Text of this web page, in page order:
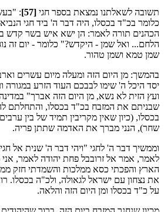
תשובה לשאלתנו נמצאת בספר חגי [57]
:
כלומר בכ"ד בכסלו, היה דבר ה' ביד חגי
הכהנים תורה לאמר: הן ישא איש בשר קדש
הלחם... ואל שמן - היקדש?" כלומר - יום זה
שמן טמא ושמן טהור.
בהמשך: מן היום הזה ומעלה מיום עשרים
יסד היכל ה' שימו לבבכם העוד הזרע במגורה
ועץ הזית לא נשא, מן היום הזה אברך"
שבניתם את המזבח בכ"ד בכסלו, והתחלתם
בכסלו, (כיון שאין מקריבין תמיד של בין
שחר), הנני מברך את האדמה שתתן פריה.
וממשיך דבר ה' לחגי "ויהי דבר ה' שנית אל
לאמר, אמר אל זרובבל פחת יהודה לאמר,
הארץ והפכתי כסא ממלכות והשמדתי חזק
את נצחון עם ישראל לגאולה, ולכ"ה בכסלו.
על כ"ד בכסלו ומן היום הזה והלאה.